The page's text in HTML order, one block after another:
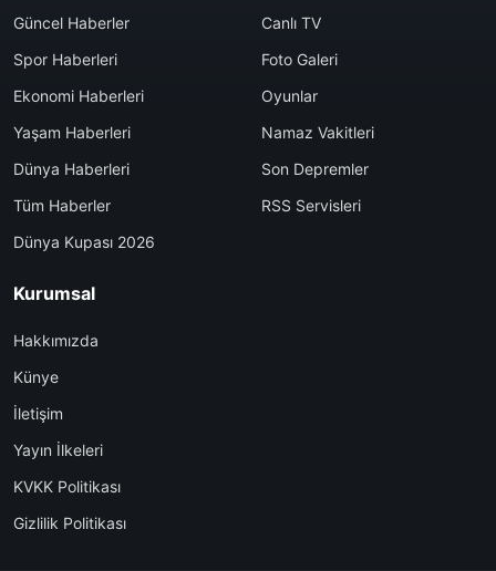
Güncel Haberler
Spor Haberleri
Ekonomi Haberleri
Yaşam Haberleri
Dünya Haberleri
Tüm Haberler
Dünya Kupası 2026
Canlı TV
Foto Galeri
Oyunlar
Namaz Vakitleri
Son Depremler
RSS Servisleri
Kurumsal
Hakkımızda
Künye
İletişim
Yayın İlkeleri
KVKK Politikası
Gizlilik Politikası